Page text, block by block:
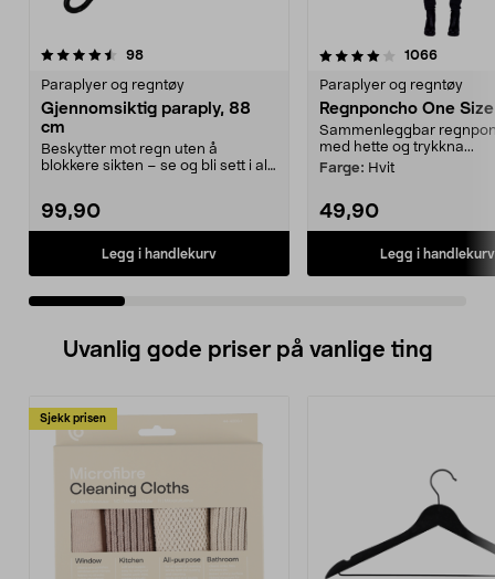
98anmeldelser
Paraplyer og regntøy
Gjennomsiktig paraply, 88
cm
Beskytter mot regn uten å
blokkere sikten – se og bli sett i all
99,90
Legg i handlekurv
4.0 av 5 stjerner 1066
Paraplyer og regntøy
Regnponcho One Size
Sammenleggbar
med hette og trykkna...
Farge: Hvit
49,90
Legg i handlekurv
4.0 av 5 stjerner
Uvanlig gode priser på vanlige ting
Sjekk prisen